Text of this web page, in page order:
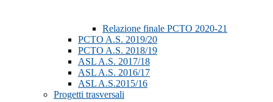
Relazione finale PCTO 2020-21
PCTO A.S. 2019/20
PCTO A.S. 2018/19
ASL A.S. 2017/18
ASL A.S. 2016/17
ASL A.S.2015/16
Progetti trasversali